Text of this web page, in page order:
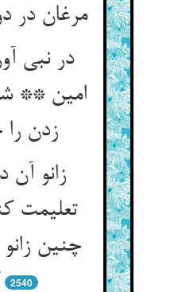
مرغان در
در نبی
امین **
زدن را جاثمین‌‌
زانو
تعلیمت
چنین
2540